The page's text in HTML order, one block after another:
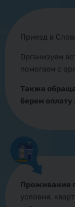
Приезд в
Организуем
помогаем с
Также
берем оплату
Проживание
условия,